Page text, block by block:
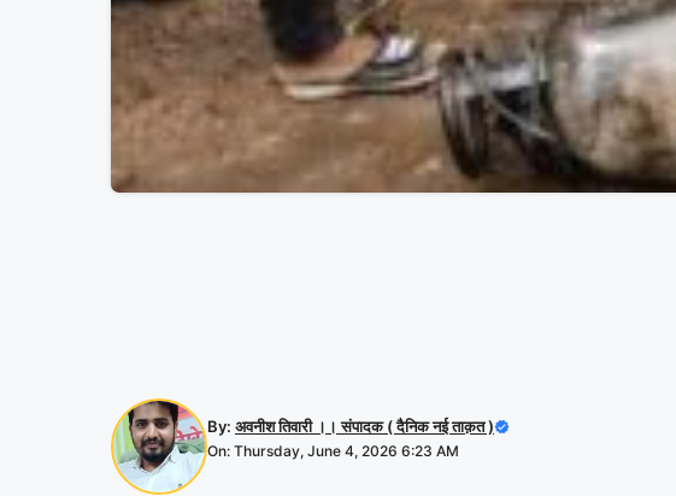
By: अवनीश तिवारी ।। संपादक ( दैनिक नई ताक़त )
On: Thursday, June 4, 2026 6:23 AM